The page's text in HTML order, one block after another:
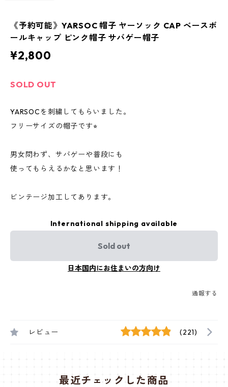
《予約可能》YARSOC 帽子 ヤーソック CAP ベースボ
ールキャップ ピンク帽子 サバゲー帽子
¥2,800
SOLD OUT
YARSOCを刺繍してもらいました。
フリーサイズの帽子です⭐︎
男女問わず、サバゲーや普段にも
使ってもらえるかなと思います！
ビンテージ加工してあります。
International shipping available
Sold out
日本国内にお住まいの方向け
通報する
レビュー (221)
最近チェックした商品